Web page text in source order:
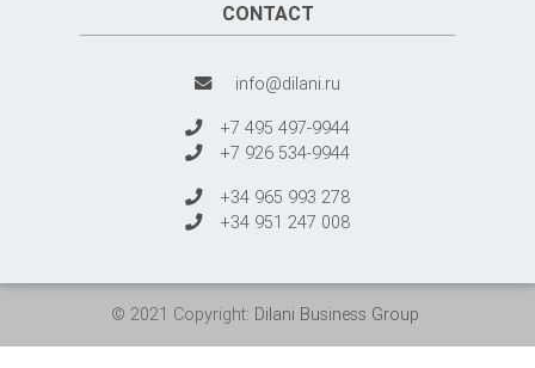
CONTACT
info@dilani.ru
+7 495 497-9944
+7 926 534-9944
+34 965 993 278
+34 951 247 008
© 2021 Copyright: Dilani Business Group